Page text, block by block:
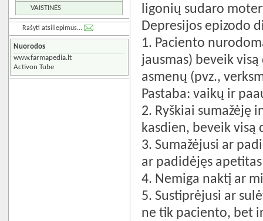
VAISTINĖS
Rašyti atsiliepimus...
Nuorodos
www.farmapedia.lt
Activon Tube
ligonių sudaro
Depresijos epizodo
1. Paciento
jausmas) beveik
asmenų (pvz.,
Pastaba: vaikų ir
2. Ryškiai sumažėję
kasdien, beveik
3. Sumažėjusi ar
ar padidėjęs
4. Nemiga naktį ar
5. Sustiprėjusi ar
ne tik paciento, bet